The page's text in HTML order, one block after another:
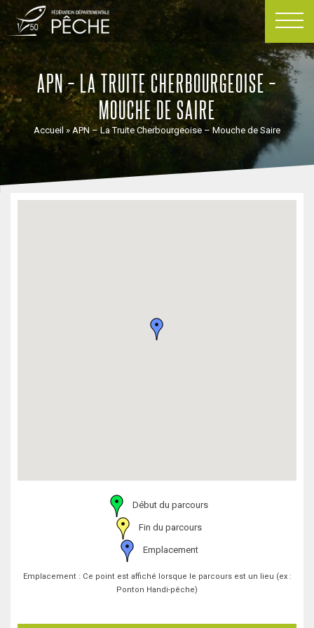
Passer
contenu
APN – LA TRUITE CHERBOURGEOISE –
MOUCHE DE SAIRE
Accueil » APN – La Truite Cherbourgeoise – Mouche de Saire
Début du parcours
Fin du parcours
Emplacement
Emplacement : Ce point est affiché lorsque le parcours est un lieu (ex :
Ponton Handi-pêche)